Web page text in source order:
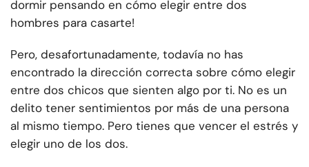
dormir pensando en cómo elegir entre dos
hombres para casarte!
Pero, desafortunadamente, todavía no has
encontrado la dirección correcta sobre cómo elegir
entre dos chicos que sienten algo por ti. No es un
delito tener sentimientos por más de una persona
al mismo tiempo. Pero tienes que vencer el estrés y
elegir uno de los dos.